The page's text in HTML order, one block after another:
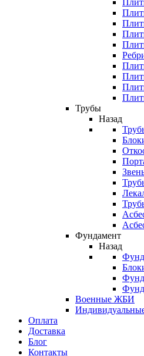
Трубы
Назад
Фундамент
Назад
Военные ЖБИ
Оплата
Доставка
Блог
Контакты